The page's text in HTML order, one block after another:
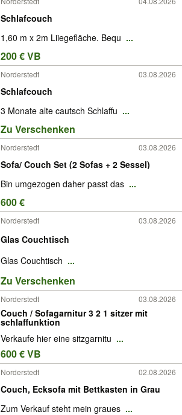
Schlafcouch
1,60 m x 2m Liiegefläche. Bequ ...
200 € VB
Norderstedt 03.08.2026
Schlafcouch
3 Monate alte cautsch Schlaffu ...
Zu Verschenken
Norderstedt 03.08.2026
Sofa/ Couch Set (2 Sofas + 2 Sessel)
Bin umgezogen daher passt das ...
600 €
Norderstedt 03.08.2026
Glas Couchtisch
Glas Couchtisch ...
Zu Verschenken
Norderstedt 03.08.2026
Couch / Sofagarnitur 3 2 1 sitzer mit
schlaffunktion
Verkaufe hier eine sitzgarnitu ...
600 € VB
Norderstedt 02.08.2026
Couch, Ecksofa mit Bettkasten in Grau
Zum Verkauf steht mein graues ...